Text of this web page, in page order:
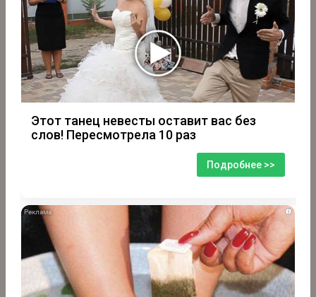
Этот танец невесты оставит вас без
слов! Пересмотрела 10 раз
Подробнее >>
i